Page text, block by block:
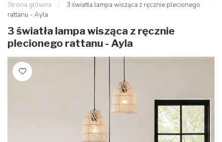
Strona główna /
3 światła lampa wisząca z ręcznie plecionego
rattanu - Ayla
3 światła lampa wisząca z ręcznie
plecionego rattanu - Ayla